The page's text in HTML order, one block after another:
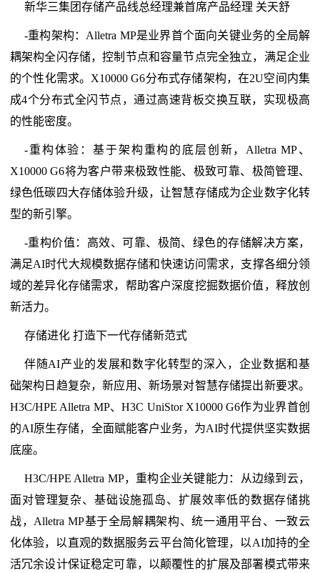
新华三集团存储产品线总经理兼首席产品经理 关天舒
-重构架构：Alletra MP是业界首个面向关键业务的全局解
耦架构全闪存储，控制节点和容量节点完全独立，满足企业
的个性化需求。X10000 G6分布式存储架构，在2U空间内集
成4个分布式全闪节点，通过高速背板交换互联，实现极高
的性能密度。
-重构体验：基于架构重构的底层创新，Alletra MP、
X10000 G6将为客户带来极致性能、极致可靠、极简管理、
绿色低碳四大存储体验升级，让智慧存储成为企业数字化转
型的新引擎。
-重构价值：高效、可靠、极简、绿色的存储解决方案，
满足AI时代大规模数据存储和快速访问需求，支撑各细分领
域的差异化存储需求，帮助客户深度挖掘数据价值，释放创
新活力。
存储进化 打造下一代存储新范式
伴随AI产业的发展和数字化转型的深入，企业数据和基
础架构日趋复杂，新应用、新场景对智慧存储提出新要求。
H3C/HPE Alletra MP、H3C UniStor X10000 G6作为业界首创
的AI原生存储，全面赋能客户业务，为AI时代提供坚实数据
底座。
H3C/HPE Alletra MP，重构企业关键能力：从边缘到云，
面对管理复杂、基础设施孤岛、扩展效率低的数据存储挑
战，Alletra MP基于全局解耦架构、统一通用平台、一致云
化体验，以直观的数据服务云平台简化管理，以AI加持的全
活冗余设计保证稳定可靠，以颠覆性的扩展及部署模式带来